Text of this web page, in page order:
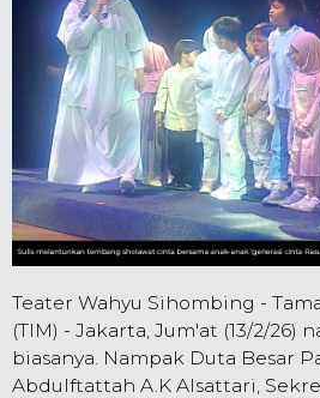
Teater Wahyu Sihombing -
(TIM) - Jakarta, Jum'at (13/2/26)
biasanya. Nampak Duta Besar
Abdulftattah A.K Alsattari,